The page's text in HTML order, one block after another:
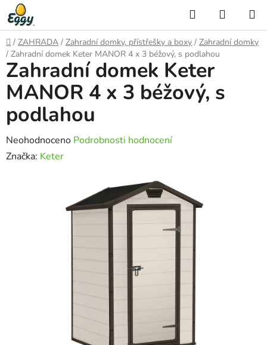
Přejít
na
obsah
Hledat
KOŠÍK
Domů
/ ZAHRADA / Zahradní domky, přístřešky a boxy / Zahradní domky
/ Zahradní domek Keter MANOR 4 x 3 béžový, s podlahou
Zahradní domek Keter
MANOR 4 x 3 béžový, s
podlahou
Průměrné
hodnocení
Neohodnoceno Podrobnosti hodnocení
Značka: Keter